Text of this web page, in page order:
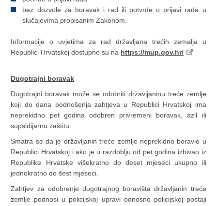
bez dozvole za boravak i rad ili potvrde o prijavi rada u
slučajevima propisanim Zakonom.
Informacije o uvjetima za rad državljana trećih zemalja u
Republici Hrvatskoj dostupne su na https://mup.gov.hr/
Dugotrajni boravak
Dugotrajni boravak može se odobriti državljaninu treće zemlje
koji do dana podnošenja zahtjeva u Republici Hrvatskoj ima
neprekidno pet godina odobren privremeni boravak, azil ili
supsidijarnu zaštitu.
Smatra se da je državljanin treće zemlje neprekidno boravio u
Republici Hrvatskoj i ako je u razdoblju od pet godina izbivao iz
Republike Hrvatske višekratno do deset mjeseci ukupno ili
jednokratno do šest mjeseci.
Zahtjev za odobrenje dugotrajnog boravišta državljanin treće
zemlje podnosi u policijskoj upravi odnosno policijskoj postaji